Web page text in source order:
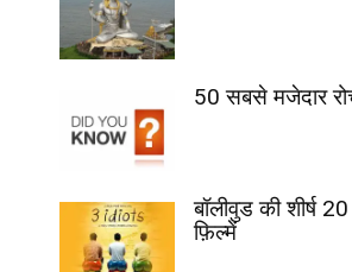
50 सबसे मजेदार
बॉलीवुड की शीर्ष
फ़िल्में